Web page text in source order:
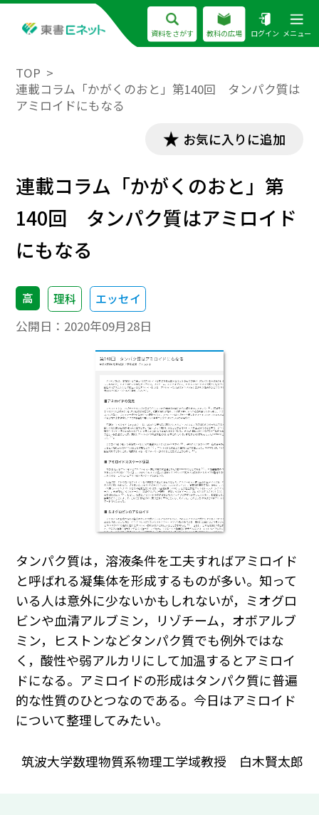
資料をさがす 教科の広場 ログイン メニュー
TOP
連載コラム「かがくのおと」第140回 タンパク質は
アミロイドにもなる
お気に入りに追加
連載コラム「かがくのおと」第
140回 タンパク質はアミロイド
にもなる
高 理科 エッセイ
公開日： 2020年09月28日
タンパク質は，溶液条件を工夫すればアミロイド
と呼ばれる凝集体を形成するものが多い。知って
いる人は意外に少ないかもしれないが，ミオグロ
ビンや血清アルブミン，リゾチーム，オボアルブ
ミン，ヒストンなどタンパク質でも例外ではな
く，酸性や弱アルカリにして加温するとアミロイ
ドになる。アミロイドの形成はタンパク質に普遍
的な性質のひとつなのである。今日はアミロイド
について整理してみたい。
筑波大学数理物質系物理工学域教授 白木賢太郎